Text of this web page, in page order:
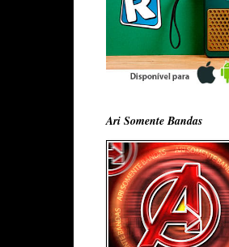
Ari Somente Bandas